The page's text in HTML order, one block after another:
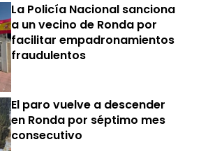
La Policía Nacional sanciona
a un vecino de Ronda por
facilitar empadronamientos
fraudulentos
El paro vuelve a descender
en Ronda por séptimo mes
consecutivo